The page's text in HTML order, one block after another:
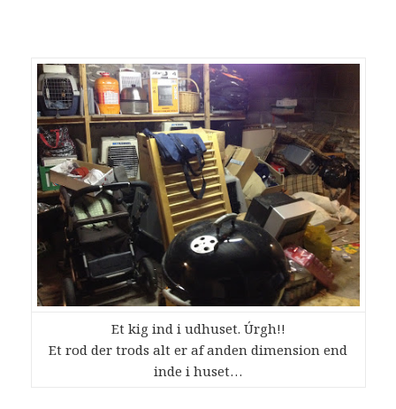
Et kig ind i udhuset. Úrgh!!
Et rod der trods alt er af anden dimension end
inde i huset…